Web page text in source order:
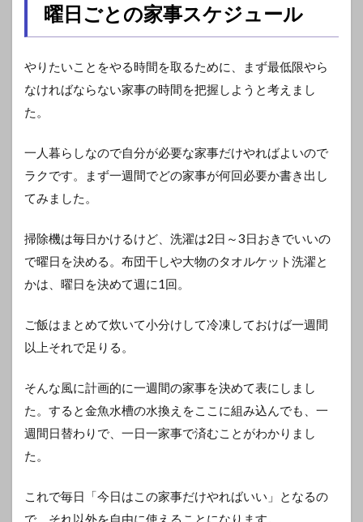
曜日ごとの家事スケジュール
やりたいことをやる時間を取るために、まず最低限やら
なければならない家事の時間を把握しようと考えまし
た。
一人暮らしなので自分が必要な家事だけやればよいので
ラクです。まず一週間でどの家事が何回必要か書き出し
てみました。
掃除機は毎日かけるけど、洗濯は2日～3日おきでいいの
で曜日を決める。布団干しや大物のタオルケット洗濯と
かは、曜日を決めて週に1回。
ご飯はまとめて炊いて小分けして冷凍しておけば一週間
以上それで足りる。
そんな風に計画的に一週間の家事を決めて表にしまし
た。すると金魚水槽の水換えをここに組み込んでも、一
週間日替わりで、一日一家事で済むことがわかりまし
た。
これで毎日「今日はこの家事だけやればいい」となるの
で、それ以外を自由に使えることになります。